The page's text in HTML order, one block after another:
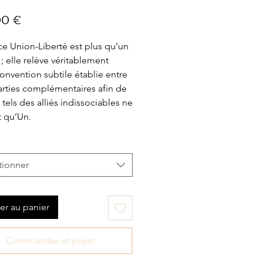
€
Union-Liberté est plus qu’un
elle relève véritablement
subtile établie entre
complémentaires afin de
tels des alliés indissociables ne
au panier
Commander et payer